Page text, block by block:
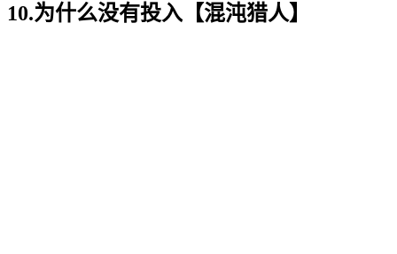
10.为什么没有投入【混沌猎人】